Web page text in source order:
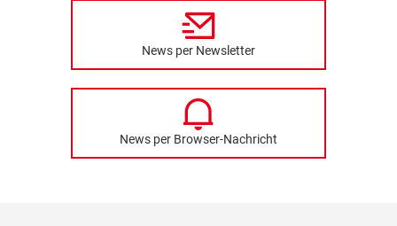
News per Newsletter
News per Browser-Nachricht